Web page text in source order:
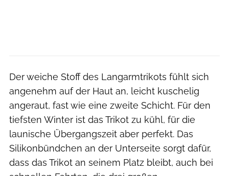
Der weiche Stoff des Langarmtrikots fühlt sich
angenehm auf der Haut an, leicht kuschelig
angeraut, fast wie eine zweite Schicht. Für den
tiefsten Winter ist das Trikot zu kühl, für die
launische Übergangszeit aber perfekt. Das
Silikonbündchen an der Unterseite sorgt dafür,
dass das Trikot an seinem Platz bleibt, auch bei